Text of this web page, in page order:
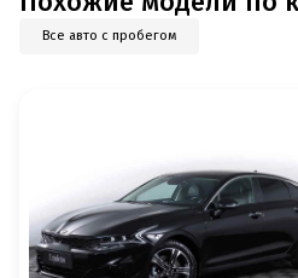
Все авто с пробегом